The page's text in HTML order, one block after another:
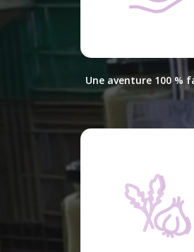
Une aventure 100 %